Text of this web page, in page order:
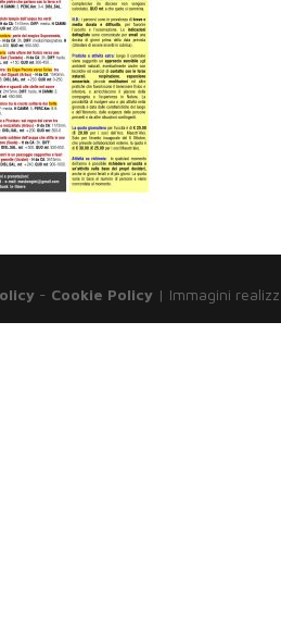
- Cookie Policy | Immagini